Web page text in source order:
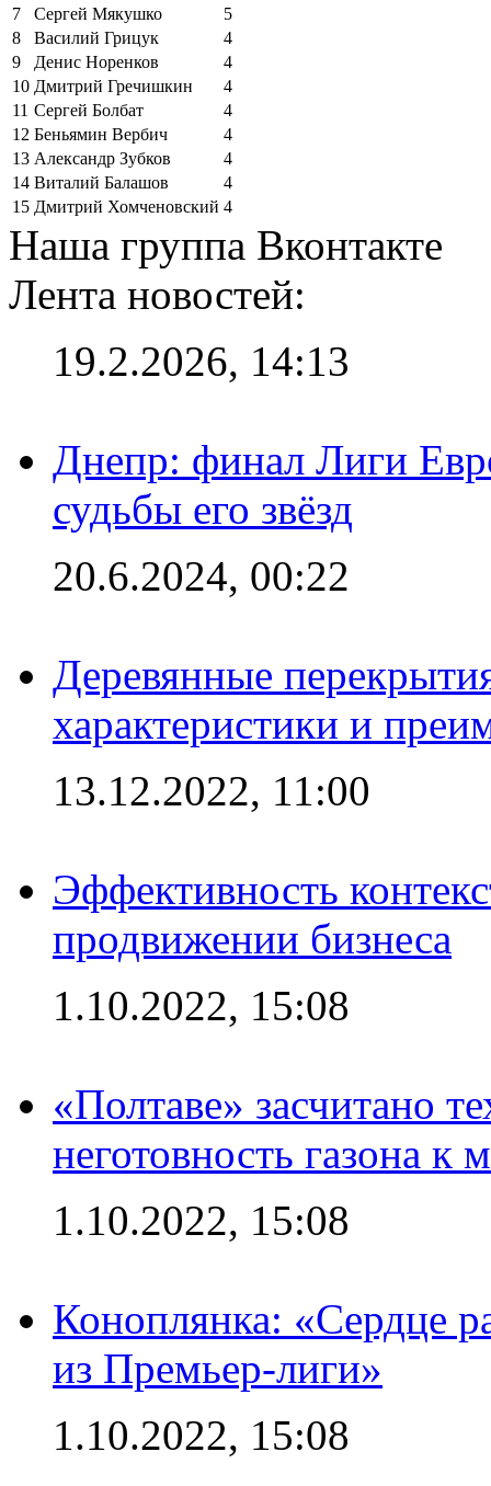
7 Сергей Мякушко
5
8
Василий Грицук
4
9
Денис Норенков
4
10 Дмитрий Гречишкин
4
11 Сергей Болбат
4
12 Беньямин Вербич
4
13 Александр Зубков
4
14 Виталий Балашов
4
15 Дмитрий Хомченовский 4
Наша группа Вконтакте
Лента новостей:
19.2.2026, 14:13
Днепр: финал Лиги
судьбы его звёзд
20.6.2024, 00:22
Деревянные
характеристики и
13.12.2022, 11:00
Эффективность
продвижении бизнеса
1.10.2022, 15:08
«Полтаве» засчитано
неготовность газона
1.10.2022, 15:08
Коноплянка: «Сердце
из Премьер-лиги»
1.10.2022, 15:08